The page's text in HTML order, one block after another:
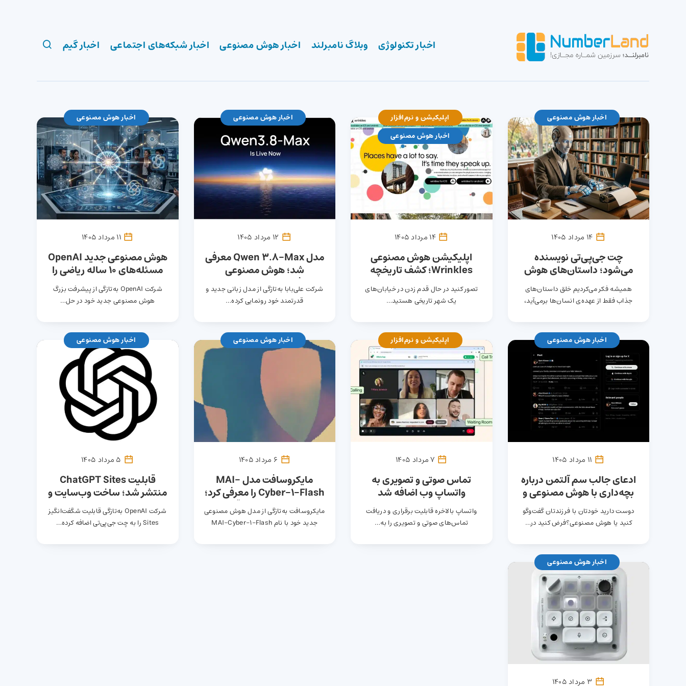
اخبار تکنولوژی وبلاگ نامبرلند اخبار هوش مصنوعی اخبار شبکه‌های اجتماعی اخبار گیم
اخبار هوش مصنوعی
چت جی‌پی‌تی نویسنده
می‌شود؛ داستان‌های هوش
مصنوعی از انسان‌ها
جذاب‌ترند!
همیشه فکر می‌کردیم خلق داستان‌های
جذاب فقط از عهده‌ی انسان‌ها برمی‌آید،
اپلیکیشن و نرم‌افزار
اخبار هوش مصنوعی
14 مرداد 1405
اپلیکیشن هوش مصنوعی
Wrinkles؛ کشف تاریخچه
مکان‌ها با راهنمای صوتی +
تماشا کنید
تصور کنید در حال قدم زدن در خیابان‌های
یک شهر تاریخی هستید…
اخبار هوش مصنوعی
مدل Qwen 3.8-Max معرفی
شد؛ هوش مصنوعی
همه‌فن‌حریف با ۲.۴ تریلیون
پارامتر
شرکت علی‌بابا به‌تازگی از مدل زبانی جدید و
قدرتمند خود رونمایی کرده…
اخبار هوش مصنوعی
11 مرداد 1405
هوش مصنوعی جدید OpenAI
مسئله‌های ۱۰ ساله ریاضی را
حل کرد؛ رونمایی از
دستاوردهای مدل Astra
شرکت OpenAI به‌تازگی از پیشرفت بزرگ
هوش مصنوعی جدید خود در حل…
اخبار هوش مصنوعی
ادعای جالب سم آلتمن درباره
بچه‌داری با هوش مصنوعی و
واکنش تند کاربران!
دوست دارید خودتان با فرزندتان گفت‌وگو
کنید یا هوش مصنوعی؟فرض کنید در…
اپلیکیشن و نرم‌افزار
تماس صوتی و تصویری به
واتساپ وب اضافه شد
واتساپ بالاخره قابلیت برقراری و دریافت
تماس‌های صوتی و تصویری را به…
اخبار هوش مصنوعی
مایکروسافت مدل MAI-
Cyber-1-Flash را معرفی کرد؛
امنیت سایبری بی‌رقیب با
نصف هزینه
مایکروسافت به‌تازگی از مدل هوش مصنوعی
جدید خود با نام MAI-Cyber-1-Flash
اخبار هوش مصنوعی
قابلیت ChatGPT Sites
منتشر شد؛ ساخت وب‌سایت و
اپلیکیشن تنها با پرامپت متنی
شرکت OpenAI به‌تازگی قابلیت شگفت‌انگیز
Sites را به چت جی‌پی‌تی اضافه کرده…
اخبار هوش مصنوعی